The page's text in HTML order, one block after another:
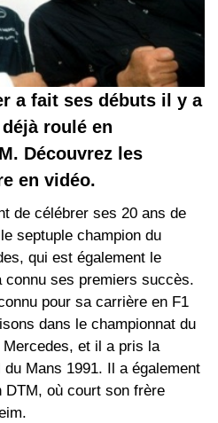
a fait ses débuts il y a
roulé en
Découvrez les
en vidéo.
de célébrer ses 20 ans de
septuple champion du
qui est également le
ses premiers succès.
pour sa carrière en F1
dans le championnat du
et il a pris la
Mans 1991. Il a également
DTM, où court son frère